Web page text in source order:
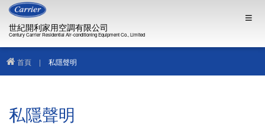
世紀開利家用空調有限公司
Century Carrier Residential Air-conditioning Equipment Co., Limited
首頁 | 私隱聲明
私隱聲明